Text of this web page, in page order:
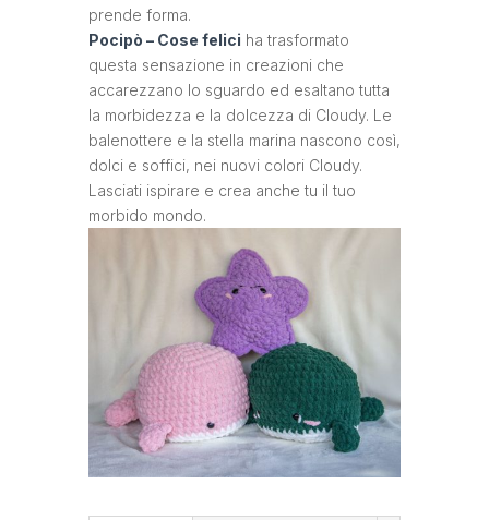
prende forma.
Pocipò – Cose felici ha trasformato
questa sensazione in creazioni che
accarezzano lo sguardo ed esaltano tutta
la morbidezza e la dolcezza di Cloudy. Le
balenottere e la stella marina nascono così,
dolci e soffici, nei nuovi colori Cloudy.
Lasciati ispirare e crea anche tu il tuo
morbido mondo.